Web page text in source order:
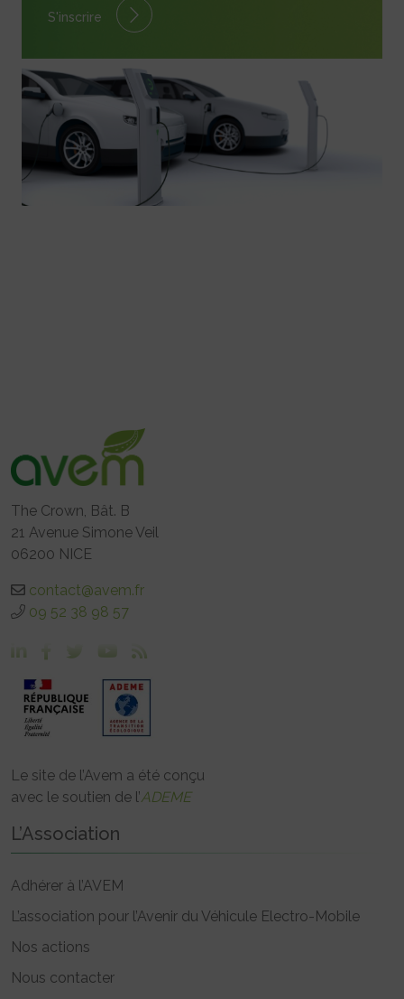
S'inscrire
The Crown, Bât. B
21 Avenue Simone Veil
06200 NICE
contact@avem.fr
09 52 38 98 57
Le site de l’Avem a été conçu
avec le soutien de l’ADEME
L’Association
Adhérer à l’AVEM
L’association pour l’Avenir du Véhicule Electro-Mobile
Nos actions
Nous contacter